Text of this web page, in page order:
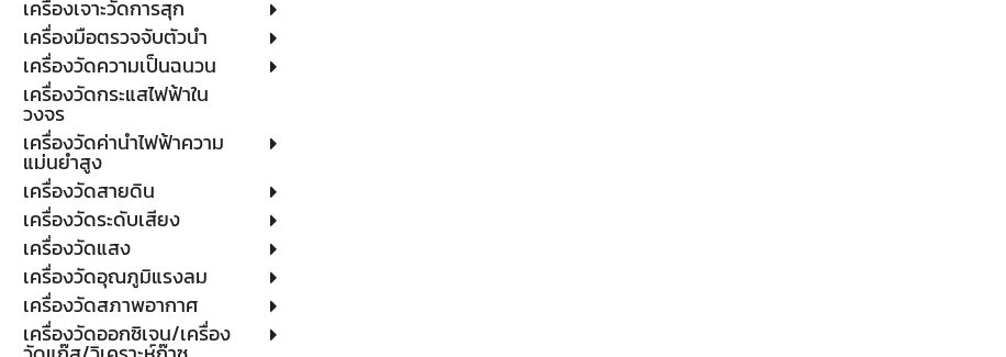
เครื่องเจาะวัดการสุก
เครื่องมือตรวจจับตัวนำ
เครื่องวัดความเป็นฉนวน
เครื่องวัดกระแสไฟฟ้าใน
วงจร
เครื่องวัดค่านำไฟฟ้าความ
แม่นยำสูง
เครื่องวัดสายดิน
เครื่องวัดระดับเสียง
เครื่องวัดแสง
เครื่องวัดอุณภูมิแรงลม
เครื่องวัดสภาพอากาศ
เครื่องวัดออกซิเจน/เครื่อง